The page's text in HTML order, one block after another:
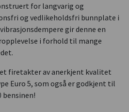
for langvarig og
og vedlikeholdsfri bunnplate i
gir denne en
i forhold til mange
firetakter av anerkjent kvalitet
Euro 5, som også er godkjent til
bensinen!